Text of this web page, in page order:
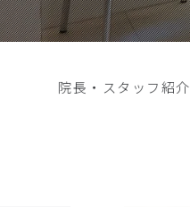
院長・スタッフ紹介